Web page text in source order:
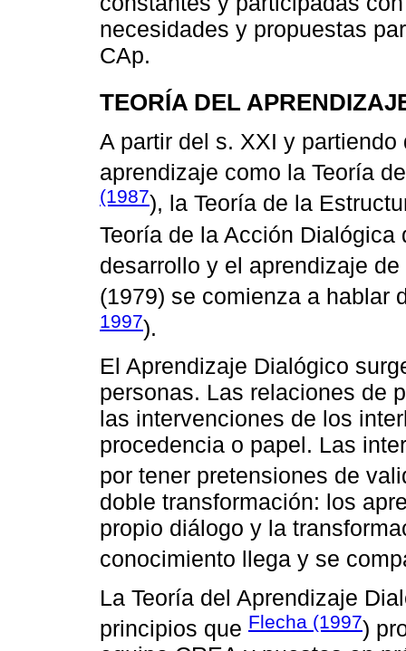
necesidades y propuestas
CAp.
TEORÍA DEL
A partir del s. XXI y
aprendizaje como la Teoría
(1987), la Teoría de la
Teoría de la Acción Dialógica
desarrollo y el aprendizaje de
(1979) se comienza a hablar
1997).
El Aprendizaje Dialógico
personas. Las relaciones de
las intervenciones de los
procedencia o papel. Las
por tener pretensiones de
doble transformación: los
propio diálogo y la
conocimiento llega y se
La Teoría del Aprendizaje
principios que Flecha (1997)